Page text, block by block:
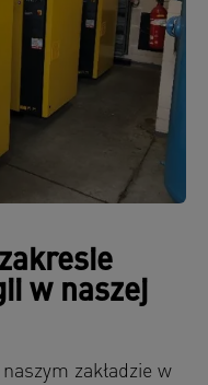
w naszej
zakładzie w